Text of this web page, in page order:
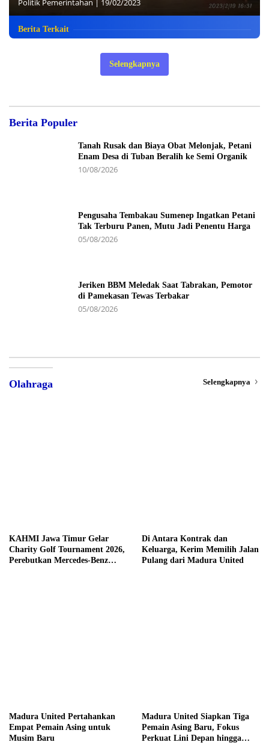
Berita Terkait
Selengkapnya
Berita Populer
Tanah Rusak dan Biaya Obat Melonjak, Petani
Enam Desa di Tuban Beralih ke Semi Organik
10/08/2026
Pengusaha Tembakau Sumenep Ingatkan Petani
Tak Terburu Panen, Mutu Jadi Penentu Harga
05/08/2026
Jeriken BBM Meledak Saat Tabrakan, Pemotor
di Pamekasan Tewas Terbakar
05/08/2026
Olahraga Selengkapnya
KAHMI Jawa Timur Gelar
Charity Golf Tournament 2026,
Perebutkan Mercedes-Benz
Di Antara Kontrak dan
Keluarga, Kerim Memilih Jalan
Pulang dari Madura United
Madura United Pertahankan
Empat Pemain Asing untuk
Musim Baru
Madura United Siapkan Tiga
Pemain Asing Baru, Fokus
Perkuat Lini Depan hingga